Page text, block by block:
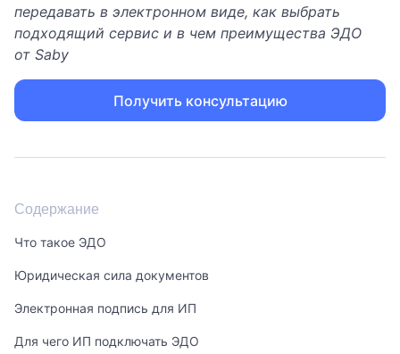
передавать в электронном виде, как выбрать
подходящий сервис и в чем преимущества ЭДО
от Saby
Получить консультацию
Содержание
Что такое ЭДО
Юридическая сила документов
Электронная подпись для ИП
Для чего ИП подключать ЭДО